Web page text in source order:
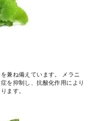
兼ね備えています。 メラニ
を抑制し、抗酸化作用により
ます。